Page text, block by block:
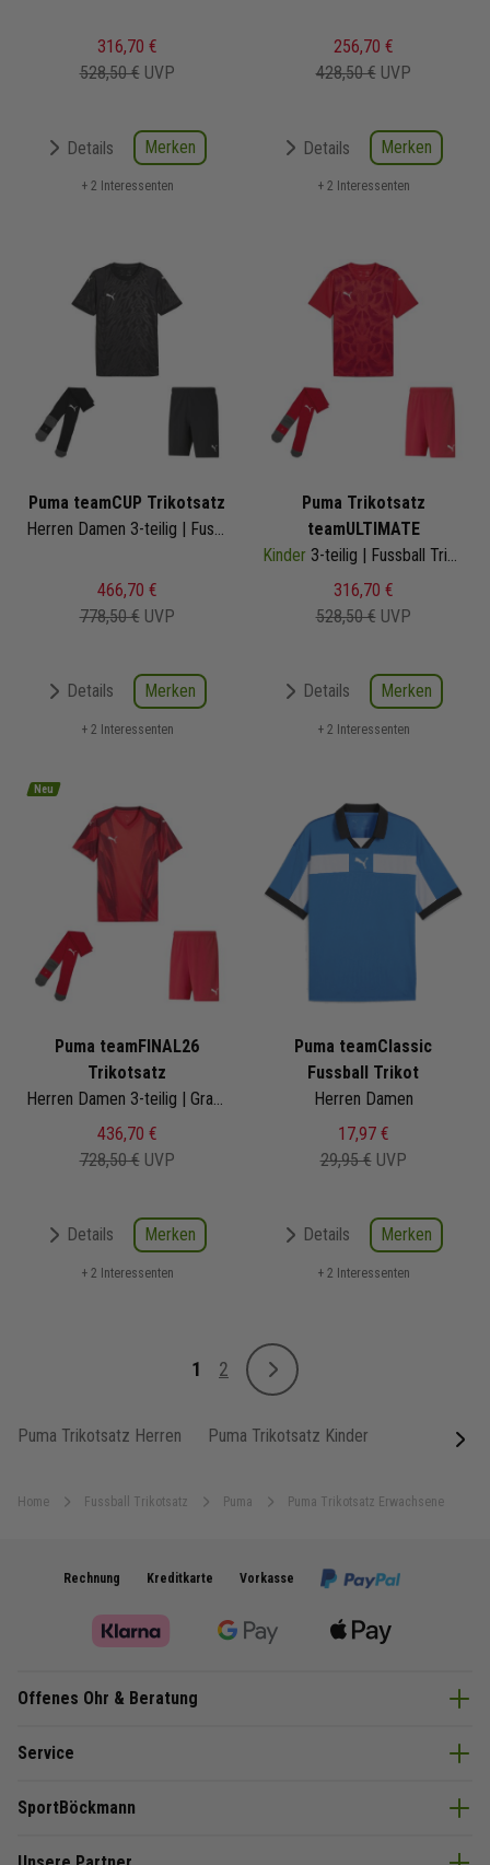
Home Fussball Trikotsatz Puma Puma Trikotsatz Erwachsene
316,70 €
528,50 € UVP
Details Merken
+ 2 Interessenten
256,70 €
428,50 € UVP
Details Merken
+ 2 Interessenten
Puma teamCUP Trikotsatz
Herren Damen 3-teilig | Fussball Trikot Fussballshort Core Sockenstutzen | Fussball Trikot Set
466,70 €
778,50 € UVP
Details Merken
+ 2 Interessenten
Puma Trikotsatz
teamULTIMATE
Kinder 3-teilig | Fussball Trikot Fussballshort Core Sockenstutzen | Fussball Trikot Set
316,70 €
528,50 € UVP
Details Merken
+ 2 Interessenten
Neu
Puma teamFINAL26
Trikotsatz
436,70 €
728,50 € UVP
Details Merken
+ 2 Interessenten
Puma teamClassic
Fussball Trikot
Herren Damen
17,97 €
29,95 € UVP
Details Merken
+ 2 Interessenten
Sie lesen gerade Seite
1
Seite
2
Weiter
Rechnung Kreditkarte Vorkasse
Offenes Ohr & Beratung
Service
SportBöckmann
Puma Trikotsatz Herren
Puma Trikotsatz Kinder